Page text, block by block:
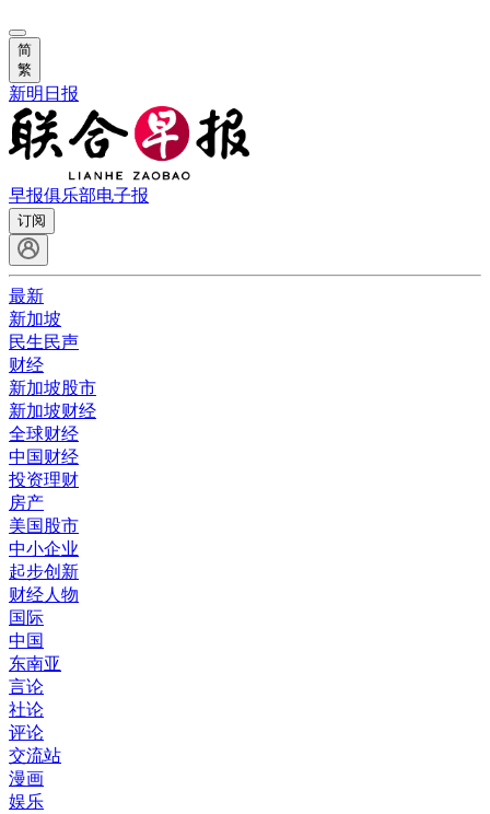
简
繁
新明日报
早报俱乐部电子报
订阅
最新
新加坡
民生民声
财经
新加坡股市
新加坡财经
全球财经
中国财经
投资理财
房产
美国股市
中小企业
起步创新
财经人物
国际
中国
东南亚
言论
社论
评论
交流站
漫画
娱乐